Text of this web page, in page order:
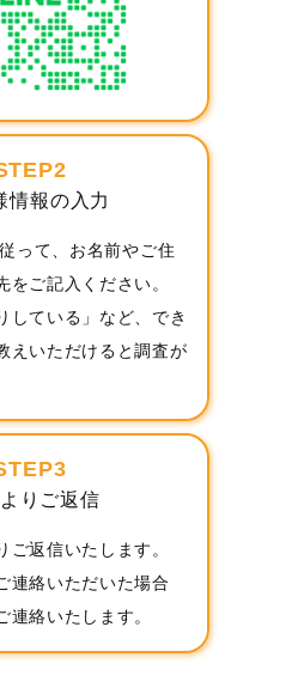
情報の入力
って、お名前やご住
をご記入ください。
している」など、でき
えいただけると調査が
りご返信
ご返信いたします。
連絡いただいた場合
連絡いたします。